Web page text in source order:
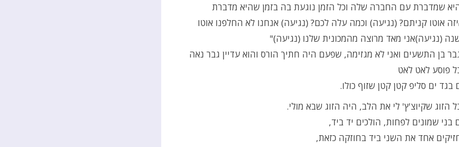
שמדברת עם החברה שלה וכל הזמן נוגעת בה בזמן שהיא מדברת
אוטו קניתם? (נגיעה) וכמה עלה לכם? (נגיעה) אנחנו לא החלפנו אוטו
(נגיעה)אני מאד מרוצה מהמכונית שלנו (נגיעה)"
בן התשעים ואני לא מגזימה, שפעם היה חתיך הורס והוא עדיין גבר נאה
פוסע לאט לאט
בגד ים סליפ קטן קטן שזוף כולו.
הזוג שקיוצ'ץ' לי את הלב, היה הזוג שבא מולי.
בני שמונים לפחות, הולכים יד ביד,
אחד את השני ביד בחוזקה כזאת,